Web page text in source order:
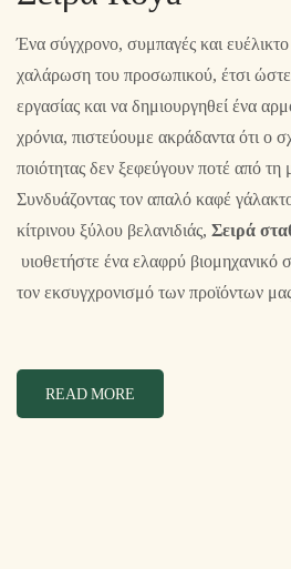
Ένα σύγχρονο, συμπαγές και
χαλάρωση του προσωπικού, έτσι ώστε
εργασίας και να δημιουργηθεί ένα
χρόνια, πιστεύουμε ακράδαντα ότι ο
ποιότητας δεν ξεφεύγουν ποτέ από τη
Συνδυάζοντας τον απαλό καφέ
κίτρινου ξύλου βελανιδιάς, Σειρά
υιοθετήστε ένα ελαφρύ βιομηχανικό
τον εκσυγχρονισμό των προϊόντων
READ MORE